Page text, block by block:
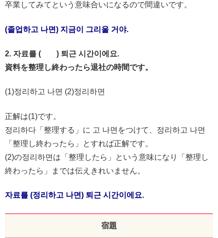
卒業してみてという意味合いになるので間違いです。
(졸업하고 나면) 지금이 그리울 거야.
2. 자료를 ( ) 퇴근 시간이에요.
資料を整理し終わったら退社の時間です。
(1)정리하고 나면 (2)정리하면
正解は(1)です。
정리하다「整理する」に 고 나면をつけて、정리하고 나면
「整理し終わったら」とすれば正解です。
(2)の정리하면は「整理したら」という意味になり「整理し
終わったら」までは伝えきれいません。
자료를 (정리하고 나면) 퇴근 시간이에요.
宿題